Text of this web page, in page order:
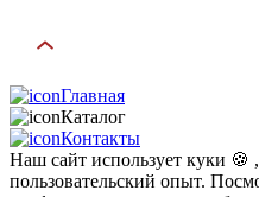
Главная
Каталог
Контакты
Наш сайт использует куки
пользовательский опыт.